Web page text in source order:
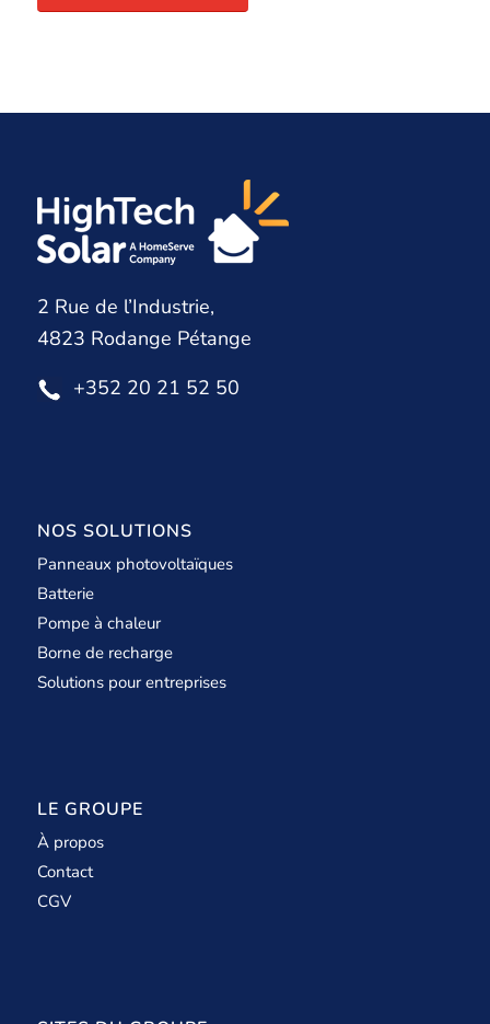
2 Rue de l’Industrie,
4823 Rodange Pétange
+352 20 21 52 50
NOS SOLUTIONS
Panneaux photovoltaïques
Batterie
Pompe à chaleur
Borne de recharge
Solutions pour entreprises
LE GROUPE
À propos
Contact
CGV